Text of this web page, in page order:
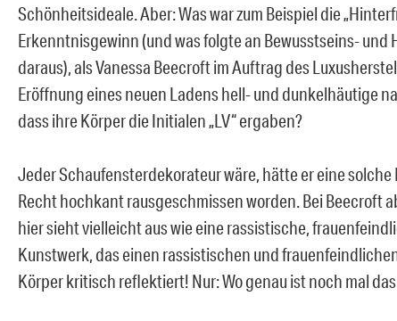
Schönheitsideale. Aber: Was war zum Beispiel die
Erkenntnisgewinn (und was folgte an Bewusstseins-
daraus), als Vanessa Beecroft im Auftrag des
Eröffnung eines neuen Ladens hell- und dunkelhäutige
dass ihre Körper die Initialen „LV“ ergaben?
Jeder Schaufensterdekorateur wäre, hätte er eine
Recht hochkant rausgeschmissen worden. Bei Beecroft
hier sieht vielleicht aus wie eine rassistische,
Kunstwerk,das einen rassistischen und
Körper kritisch reflektiert! Nur: Wo genau ist noch mal